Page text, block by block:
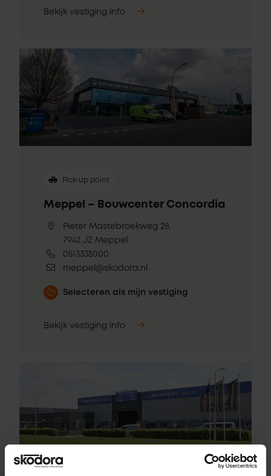
Bekijk vestiging info
Pick-up point
Meppel – Bouwcenter Concordia
Pieter Mastebroekweg 28,
7942 JZ Meppel
0513335000
meppel@skodora.nl
Selecteren als mijn vestiging
Bekijk vestiging info